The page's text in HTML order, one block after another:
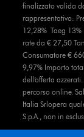
finalizzato valida
rappresentativo:
12,28% Taeg
rate da € 27,50
Consumatore €
9,97% Importo
dell’offerta
percorso online.
Italia Srlopera
S.p.A., non in